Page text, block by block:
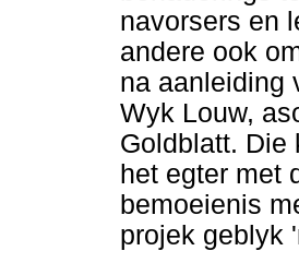
navorsers en
andere ook
na aanleiding
Wyk Louw,
Goldblatt. Die
het egter met
bemoeienis
projek geblyk